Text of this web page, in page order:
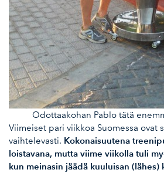
Odottaakohan Pablo tätä
Viimeiset pari viikkoa Suomessa ovat
vaihtelevasti. Kokonaisuutena
loistavana, mutta viime viikolla tuli
kun meinasin jäädä kuuluisan (lähes)